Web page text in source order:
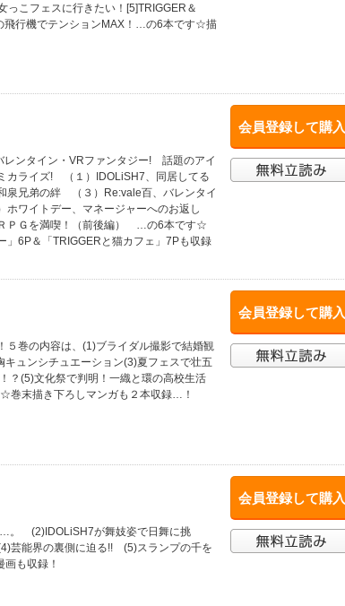
こフェスに行きたい！[5]TRIGGER＆
飛行機でテンションMAX！…の6本です☆描
会員登録して購入
ンタイン・VRファンタジー! 話題のアイ
カライズ! （１）IDOLiSH7、同居してる
泉兄弟の絆 （３）Re:vale百、バレンタイ
ワイトデー、マネージャーへのお返し
ＰＧを満喫！（前後編） …の6本です☆
」6P＆「TRIGGERと猫カフェ」7Pも収録
会員登録して購入
５巻の内容は、(1)ブライダル撮影で結婚観
ュンシチュエーション(3)夏フェスで壮五
？(5)文化祭で判明！一織と環の高校生活
巻末描き下ろしマンガも２本収録…！
会員登録して購入
…。 (2)IDOLiSH7が舞妓姿で日舞に挑
能界の裏側に迫る!! (5)スランプの千を
も収録！